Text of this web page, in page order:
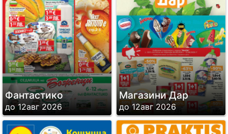
Фантастико
до 12авг 2026
Магазини Дар
до 12авг 2026